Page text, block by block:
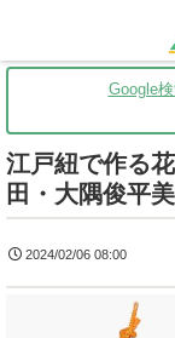
Google
江戸紐で作る
田・大隅俊平
2024/02/06 08:00